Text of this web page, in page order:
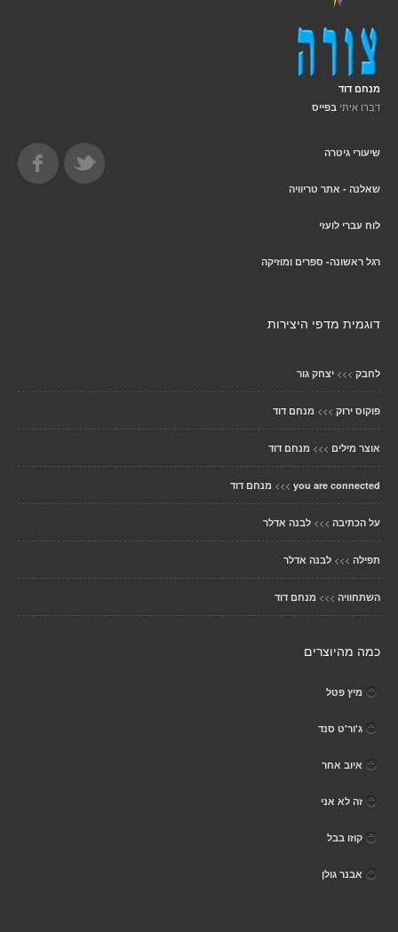
מנחם דוד
דברו איתי בפייס
שיעורי גיטרה
שאלנה - אתר טריוויה
לוח עברי לועזי
רגל ראשונה- ספרים ומוזיקה
דוגמית מדפי היצירות
לחבק >>> יצחק גור
פוקוס ירוק >>> מנחם דוד
אוצר מילים >>> מנחם דוד
you are connected
>>> מנחם דוד
על הכתיבה >>> לבנה אדלר
תפילה >>> לבנה אדלר
השתחוויה >>> מנחם דוד
כמה מהיוצרים
מיץ פטל
ג'ור'ט סנד
איוב אחר
זה לא אני
קוזו בבל
אבנר גולן